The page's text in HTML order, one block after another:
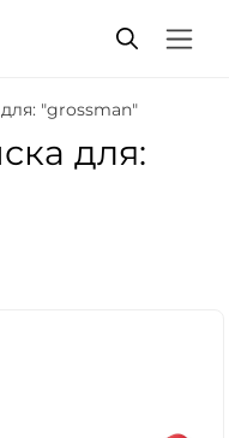
"grossman"
для: